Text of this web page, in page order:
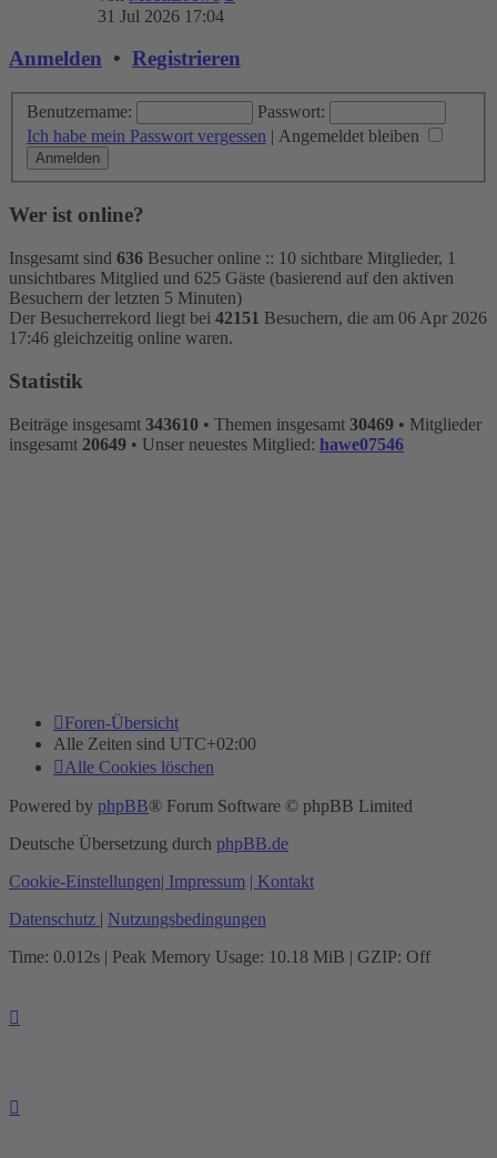
31 Jul 2026 17:04
Anmelden • Registrieren
Benutzername:
Passwort:
Ich habe mein Passwort vergessen | Angemeldet bleiben
Wer ist online?
Insgesamt sind 636 Besucher online :: 10 sichtbare Mitglieder, 1
unsichtbares Mitglied und 625 Gäste (basierend auf den aktiven
Besuchern der letzten 5 Minuten)
Der Besucherrekord liegt bei 42151 Besuchern, die am 06 Apr 2026
17:46 gleichzeitig online waren.
Statistik
Beiträge insgesamt 343610 • Themen insgesamt 30469 • Mitglieder
insgesamt 20649 • Unser neuestes Mitglied: hawe07546
Foren-Übersicht
Alle Zeiten sind UTC+02:00
Alle Cookies löschen
Powered by phpBB® Forum Software © phpBB Limited
Deutsche Übersetzung durch phpBB.de
Cookie-Einstellungen| Impressum | Kontakt
Datenschutz | Nutzungsbedingungen
Time: 0.012s | Peak Memory Usage: 10.18 MiB | GZIP: Off